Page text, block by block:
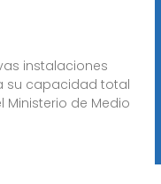
instalaciones
su capacidad total
Ministerio de Medio